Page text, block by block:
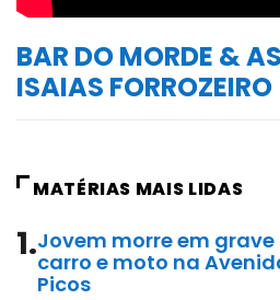
BAR DO MORDE &
ISAIAS FORROZEIRO
MATÉRIAS MAIS LIDAS
1.Jovem morre em
carro e moto na
Picos